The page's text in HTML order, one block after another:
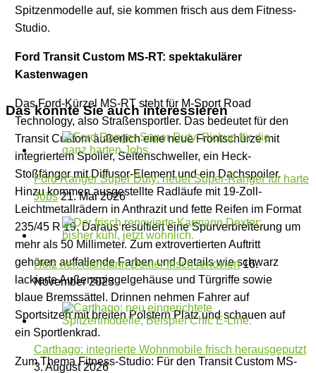
Spitzenmodelle auf, sie kommen frisch aus dem Fitness-
Studio.
Ford Transit Custom MS-RT: spektakulärer
Kastenwagen
Das Ford-Kürzel MS-RT steht für M-Sport Road
Technology, also Straßensportler. Das bedeutet für den
Transit Custom äußerlich eine neue Frontschürze mit
integriertem Spoiler, Seitenschweller, ein Heck-
Stoßfänger mit Diffusor-Element und ein Dachspoiler.
Hinzu kommen ausgestellte Radläufe mit 19-Zoll-
Leichtmetallrädern in Anthrazit und fette Reifen im Format
235/45 R 19. Daraus resultiert eine Spurverbreiterung um
mehr als 50 Millimeter. Zum extrovertierten Auftritt
gehören auffallende Farben und Details wie schwarz
lackierte Außenspiegelgehäuse und Türgriffe sowie
blaue Bremssättel. Drinnen nehmen Fahrer auf
Sportsitzen mit breiten Polstern Platz und schauen auf
ein Sportlenkrad.
Zum Thema Fitness-Studio: Für den Transit Custom MS-
Das könnte Sie auch interessieren
Ford Ranger Super Duty: neuer Super-Ranger für harte
Jobs21. Mai 2026
Holz her: Karmann Dexter frisch renoviert16.
November 2023
Carthago: integrierte Wohnmobile frisch herausgeputzt
3. August 2026